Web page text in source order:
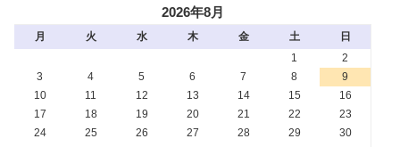
2026年8月
月 火 水 木 金 土
日
1
2
3
4 5 6 7 8
9
10
11 12 13 14 15
16
17
18 19 20 21 22
23
24
25 26 27 28 29
30